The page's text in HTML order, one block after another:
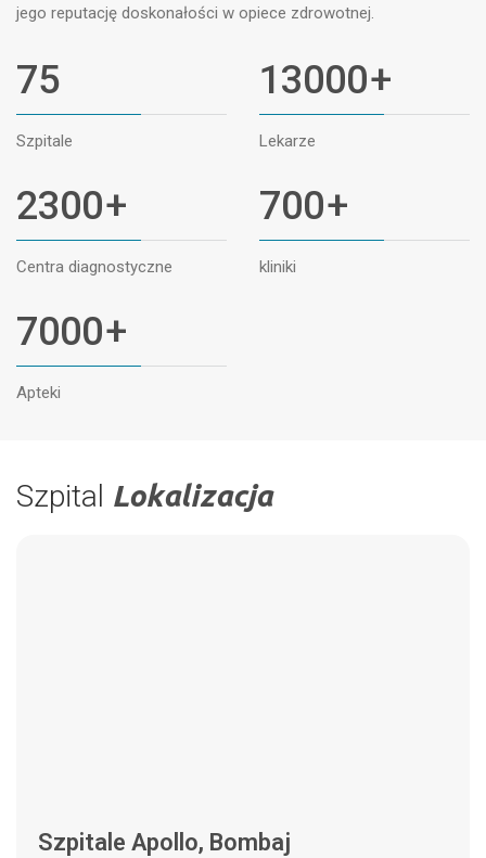
jego reputację doskonałości w opiece zdrowotnej.
75
Szpitale
13000+
Lekarze
2300+
Centra diagnostyczne
700+
kliniki
7000+
Apteki
Szpital Lokalizacja
Szpitale Apollo, Bombaj